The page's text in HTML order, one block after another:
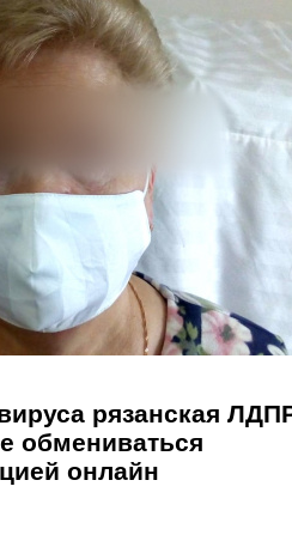
рязанская
обмениваться
онлайн